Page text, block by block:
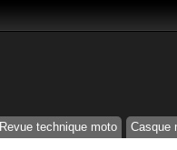
Revue technique moto Casque